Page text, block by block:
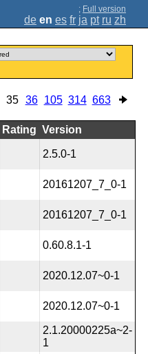
; Full version
de en es fr ja pt ru zh
35 36 105 314 663
Rating Version
2.5.0-1
20161207_7_0-1
20161207_7_0-1
0.60.8.1-1
2020.12.07~0-1
2020.12.07~0-1
2.1.20000225a~2-
1